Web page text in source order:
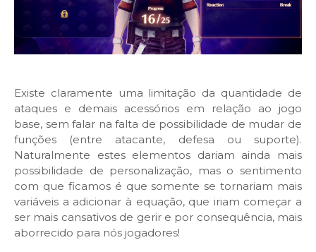
Existe claramente uma limitação da quantidade de
ataques e demais acessórios em relação ao jogo
base, sem falar na falta de possibilidade de mudar de
funções (entre atacante, defesa ou suporte).
Naturalmente estes elementos dariam ainda mais
possibilidade de personalização, mas o sentimento
com que ficamos é que somente se tornariam mais
variáveis a adicionar à equação, que iriam começar a
ser mais cansativos de gerir e por consequência, mais
aborrecido para nós jogadores!